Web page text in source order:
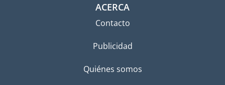
ACERCA
Contacto
Publicidad
Quiénes somos